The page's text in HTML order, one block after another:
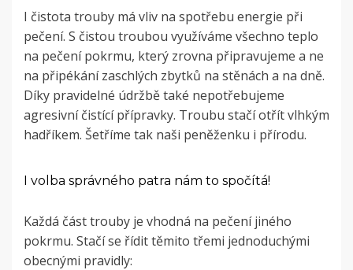
I čistota trouby má vliv na spotřebu energie při
pečení. S čistou troubou využíváme všechno teplo
na pečení pokrmu, který zrovna připravujeme a ne
na připékání zaschlých zbytků na stěnách a na dně.
Díky pravidelné údržbě také nepotřebujeme
agresivní čistící přípravky. Troubu stačí otřít vlhkým
hadříkem. Šetříme tak naši peněženku i přírodu.
I volba správného patra nám to spočítá!
Každá část trouby je vhodná na pečení jiného
pokrmu. Stačí se řídit těmito třemi jednoduchými
obecnými pravidly: